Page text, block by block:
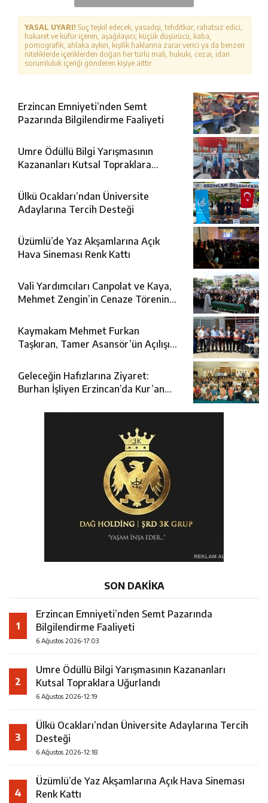
YASAL UYARI! Suç teşkil edecek, yasadışı, tehditkar, rahatsız edici,
hakaret ve küfür içeren, aşağılayıcı, küçük düşürücü, kaba,
pornografik, ahlaka aykırı, kişilik haklarına zarar verici ya da benzeri
niteliklerde içeriklerden doğan her türlü mali, hukuki, cezai, idari
sorumluluk içeriği gönderen kişiye aittir.
Erzincan Emniyeti’nden Semt
Pazarında Bilgilendirme Faaliyeti
Umre Ödüllü Bilgi Yarışmasının
Kazananları Kutsal Topraklara
Ülkü Ocakları’ndan Üniversite
Adaylarına Tercih Desteği
Üzümlü’de Yaz Akşamlarına Açık
Hava Sineması Renk Kattı
Vali Yardımcıları Canpolat ve Kaya,
Mehmet Zengin’in Cenaze Törenine
Kaymakam Mehmet Furkan
Taşkıran, Tamer Asansör’ün Açılışına
Geleceğin Hafızlarına Ziyaret:
Burhan İşliyen Erzincan’da Kur’an
SON DAKİKA
1
Erzincan Emniyeti’nden Semt Pazarında
Bilgilendirme Faaliyeti
6 Ağustos 2026-17:03
2
Umre Ödüllü Bilgi Yarışmasının Kazananları
Kutsal Topraklara Uğurlandı
6 Ağustos 2026-12:19
3
Ülkü Ocakları’ndan Üniversite Adaylarına Tercih
Desteği
6 Ağustos 2026-12:18
4
Üzümlü’de Yaz Akşamlarına Açık Hava Sineması
Renk Kattı